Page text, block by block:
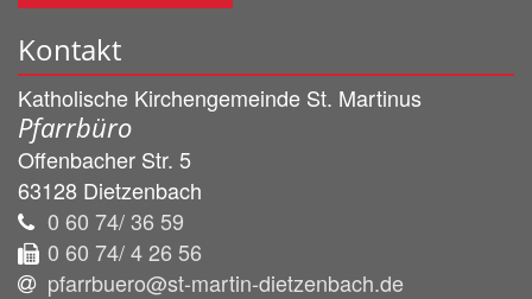
Kontakt
Katholische Kirchengemeinde St. Martinus
Pfarrbüro
Offenbacher Str. 5
63128 Dietzenbach
0 60 74/ 36 59
0 60 74/ 4 26 56
pfarrbuero@st-martin-dietzenbach.de